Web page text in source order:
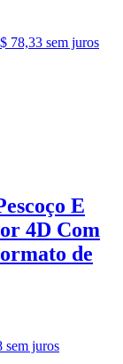
78,33 sem juros
E
4D Com
de
sem juros